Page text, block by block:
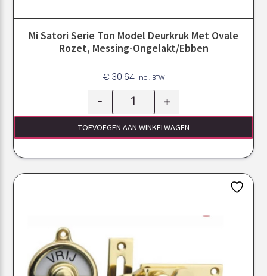
Mi Satori Serie Ton Model Deurkruk Met Ovale
Rozet, Messing-Ongelakt/ebben
€130.64 Incl. BTW
- +
TOEVOEGEN AAN WINKELWAGEN